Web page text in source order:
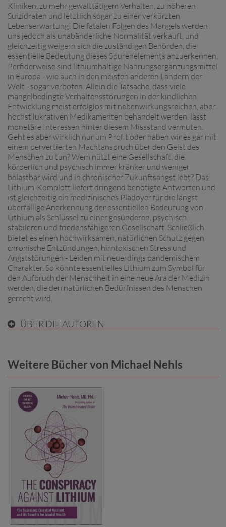
Kliniken, zu mehr gewalttätigem Verhalten, zu höheren
Suizidraten und letztlich sogar zu einer verkürzten
Lebenserwartung! Die fatalen Folgen des Mangels werden
uns jedoch als unabänderliche Normalität verkauft, und
gleichzeitig weigern sich die zuständigen Behörden, die
essentielle Bedeutung dieses Spurenelements anzuerkennen.
Perfiderweise sind lithiumhaltige Nahrungsergänzungsmittel
in Europa - wie auch in den meisten anderen Ländern der
Welt - sogar verboten. Allein die Tatsache, dass viele
mangelbedingte Verhaltensstörungen in der kindlichen
Entwicklung meist erfolglos mit nebenwirkungsreichen, aber
höchst lukrativen Medikamenten behandelt werden, lässt
monetäre Interessen hinter diesem Missstand vermuten.
Geht es aber wirklich nur um Profit oder haben wir es gar mit
einem pervertierten Machtanspruch über den Geist des
Menschen zu tun? Wem nützt eine Gesellschaft, die
körperlich und psychisch immer kränker und weniger
belastbar wird und in chronischer Zukunftsangst lebt? Das
Lithium-Komplott liefert dringend benötigte Antworten und
ist gleichzeitig ein medizinisches Plädoyer für die längst
überfällige Anerkennung der essentiellen Bedeutung von
Lithium als Schlüssel zu einer gesünderen, psychisch
stabileren und friedensfähigeren Gesellschaft. Schließlich
bietet es einen hochwirksamen, natürlichen Schutz gegen
chronische Entzündungen, hirntoxischen Stress und
Angststörungen - Leiden mit neuerdings pandemischem
Charakter. So könnte essentielles Lithium zum Symbol für
den Aufbruch der Menschheit in eine neue Ära der Medizin
werden, die den natürlichen Bedürfnissen des Menschen
gerecht wird.
ÜBER DIE AUTOREN
Weitere Bücher von Michael Nehls